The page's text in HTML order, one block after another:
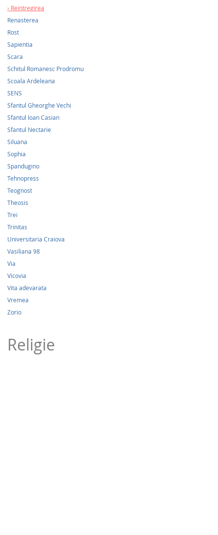
Reintregirea
Renasterea
Rost
Sapientia
Scara
Schitul Romanesc Prodromu
Scoala Ardeleana
SENS
Sfantul Gheorghe Vechi
Sfantul Ioan Casian
Sfantul Nectarie
Siluana
Sophia
Spandugino
Tehnopress
Teognost
Theosis
Trei
Trinitas
Universitaria Craiova
Vasiliana 98
Via
Vicovia
Vita adevarata
Vremea
Zorio
Religie